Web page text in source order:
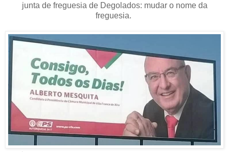
junta de freguesia de Degolados: mudar o nome da
freguesia.